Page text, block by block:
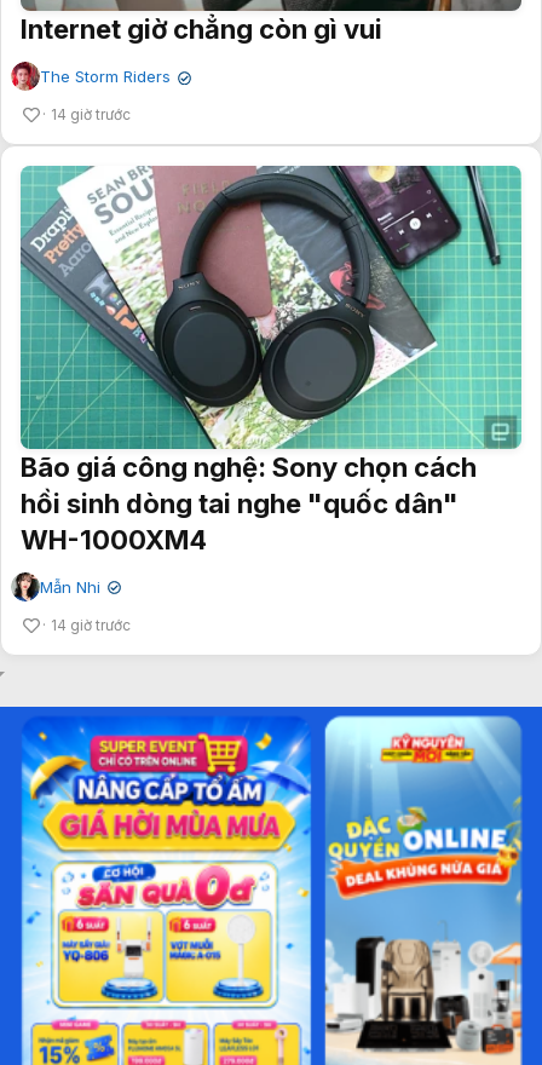
Internet giờ chẳng còn gì vui
The Storm Riders ✔
14 giờ trước
Bão giá công nghệ: Sony chọn cách
hồi sinh dòng tai nghe "quốc dân"
WH-1000XM4
Mẫn Nhi ✔
14 giờ trước